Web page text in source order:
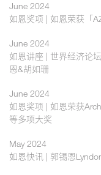
June 2024
如恩奖项 | 如恩荣获「
June 2024
如恩讲座 | 世界经济论
恩&胡如珊
June 2024
如恩奖项 | 如恩荣获
等多项大奖
May 2024
如恩快讯 | 郭锡恩